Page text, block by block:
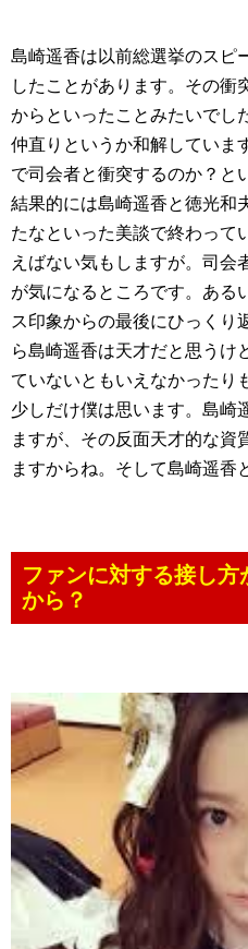
島崎遥香は以前総選挙のスピ
したことがあります。その衝
からといったことみたいでし
仲直りというか和解していま
で司会者と衝突するのか？と
結果的には島崎遥香と徳光和
たなといった美談で終わって
えばない気もしますが。司会
が気になるところです。ある
ス印象からの最後にひっくり
ら島崎遥香は天才だと思うけ
ていないともいえなかったり
少しだけ僕は思います。島崎
ますが、その反面天才的な資
ますからね。そして島崎遥香
ファンに対する接し
から？